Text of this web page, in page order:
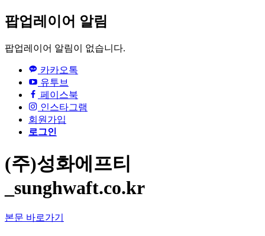
팝업레이어 알림
팝업레이어 알림이 없습니다.
카카오톡
유투브
페이스북
인스타그램
회원가입
로그인
(주)성화에프티
_sunghwaft.co.kr
본문 바로가기